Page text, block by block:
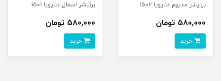
برنیشر مدیوم دناپویا 1502
580,000 تومان
برنیشر اسمال دناپویا 1501
580,000 تومان